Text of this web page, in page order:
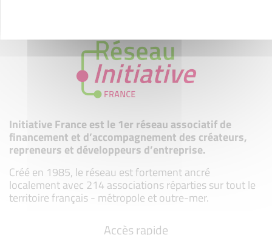
Initiative France est le 1er réseau associatif de
financement et d’accompagnement des créateurs,
repreneurs et développeurs d’entreprise.
Créé en 1985, le réseau est fortement ancré
localement avec 214 associations réparties sur tout le
territoire français - métropole et outre-mer.
Accès rapide